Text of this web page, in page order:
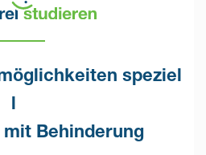
speziel
l
Behinderung